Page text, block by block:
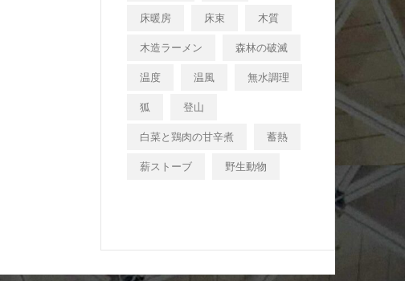
床暖房 床束 木質
木造ラーメン 森林の破滅
温度 温風 無水調理
狐 登山
白菜と鶏肉の甘辛煮 蓄熱
薪ストーブ 野生動物